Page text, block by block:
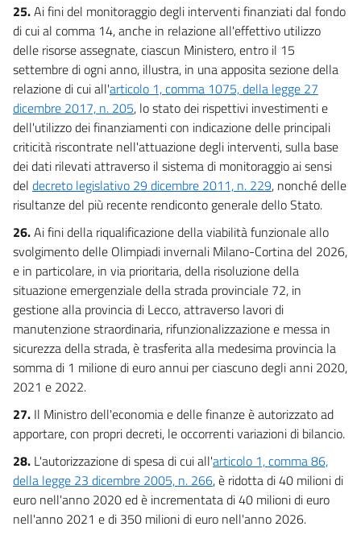
25.Ai fini del monitoraggio degli interventi finanziati dal fondo
di cui al comma 14, anche in relazione all'effettivo utilizzo
delle risorse assegnate, ciascun Ministero, entro il 15
settembre di ogni anno, illustra, in una apposita sezione della
relazione di cui all'articolo 1, comma 1075, della legge 27
dicembre 2017, n. 205, lo stato dei rispettivi investimenti e
dell'utilizzo dei finanziamenti con indicazione delle principali
criticità riscontrate nell'attuazione degli interventi, sulla base
dei dati rilevati attraverso il sistema di monitoraggio ai sensi
del decreto legislativo 29 dicembre 2011, n. 229, nonché delle
risultanze del più recente rendiconto generale dello Stato.
26.Ai fini della riqualificazione della viabilità funzionale allo
svolgimento delle Olimpiadi invernali Milano-Cortina del 2026,
e in particolare, in via prioritaria, della risoluzione della
situazione emergenziale della strada provinciale 72, in
gestione alla provincia di Lecco, attraverso lavori di
manutenzione straordinaria, rifunzionalizzazione e messa in
sicurezza della strada, è trasferita alla medesima provincia la
somma di 1 milione di euro annui per ciascuno degli anni 2020,
2021 e 2022.
27. Il Ministro dell'economia e delle finanze è autorizzato ad
apportare, con propri decreti, le occorrenti variazioni di bilancio.
28. L'autorizzazione di spesa di cui all'articolo 1, comma 86,
della legge 23 dicembre 2005, n. 266, è ridotta di 40 milioni di
euro nell'anno 2020 ed è incrementata di 40 milioni di euro
nell'anno 2021 e di 350 milioni di euro nell'anno 2026.